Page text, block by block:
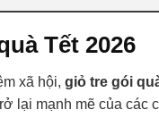
Tết 2026
xã hội, giỏ tre gói
lại mạnh mẽ của các